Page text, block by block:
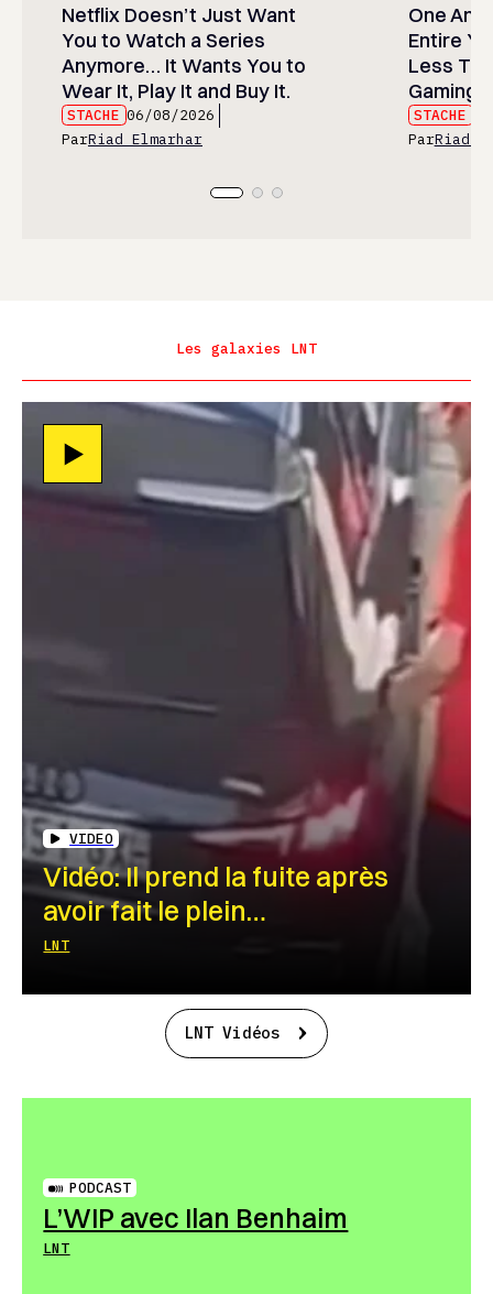
Netflix Doesn’t Just Want
You to Watch a Series
Anymore… It Wants You to
Wear It, Play It and Buy It.
STACHE 06/08/2026
ParRiad Elmarhar
One
Entire
Less
Gaming
STACHE
ParRiad
Les galaxies LNT
VIDEO
Vidéo: Il prend la fuite après
avoir fait le plein…
LNT
LNT Vidéos
PODCAST
L’WIP avec Ilan Benhaim
LNT